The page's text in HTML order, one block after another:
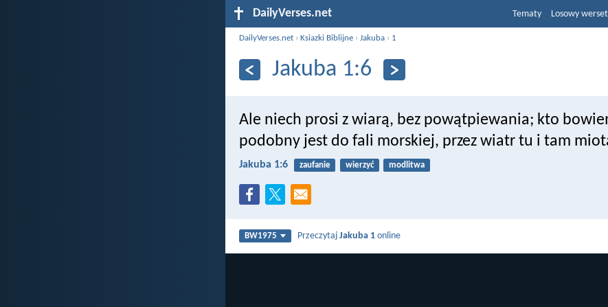
DailyVerses.net Tematy Losowy werset
DailyVerses.net ›Ksiazki Biblijne ›Jakuba › 1
Jakuba 1:6
Ale niech prosi z wiarą, bez powątpiewania; kto
podobny jest do fali morskiej, przez wiatr tu i tam
Jakuba 1:6 zaufanie wierzyć modlitwa
BW1975 PrzeczytajJakuba 1 online